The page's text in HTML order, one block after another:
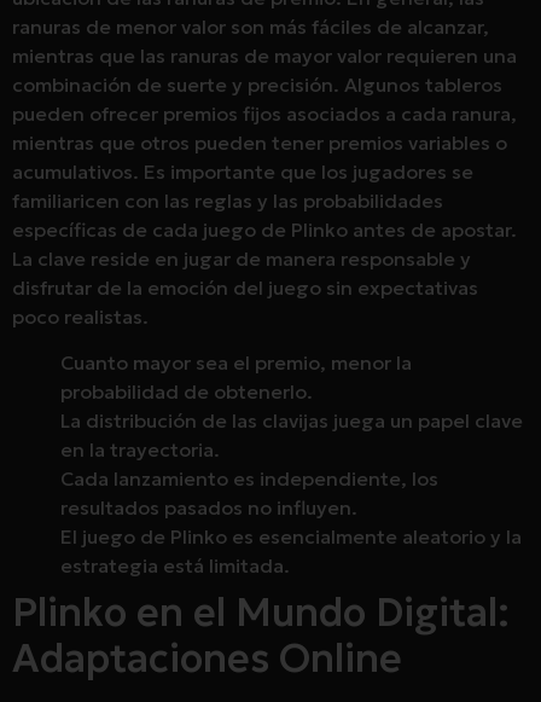
ranuras de menor valor son más fáciles de alcanzar,
mientras que las ranuras de mayor valor requieren una
combinación de suerte y precisión. Algunos tableros
pueden ofrecer premios fijos asociados a cada ranura,
mientras que otros pueden tener premios variables o
acumulativos. Es importante que los jugadores se
familiaricen con las reglas y las probabilidades
específicas de cada juego de Plinko antes de apostar.
La clave reside en jugar de manera responsable y
disfrutar de la emoción del juego sin expectativas
poco realistas.
Cuanto mayor sea el premio, menor la
probabilidad de obtenerlo.
La distribución de las clavijas juega un papel clave
en la trayectoria.
Cada lanzamiento es independiente, los
resultados pasados no influyen.
El juego de Plinko es esencialmente aleatorio y la
estrategia está limitada.
Plinko en el Mundo Digital:
Adaptaciones Online